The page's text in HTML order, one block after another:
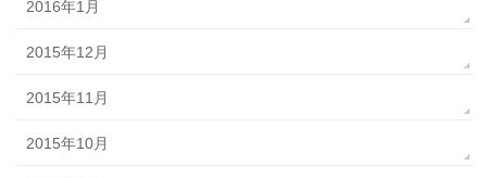
2016年1月
2015年12月
2015年11月
2015年10月